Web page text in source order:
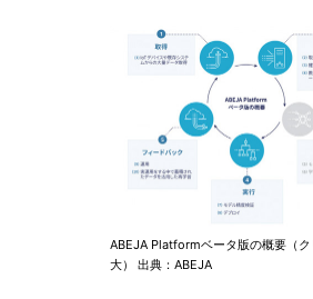
ABEJA Platformベータ版の概要（
大） 出典：ABEJA